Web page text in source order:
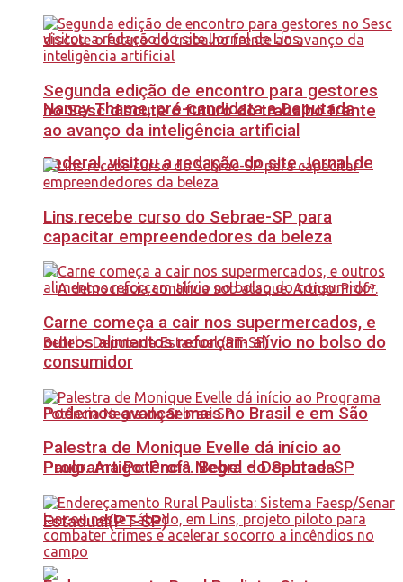
Nancy Thame, pré-candidata a Deputada
Federal, visitou a redação do site Jornal de
Lins.
Podemos avançar mais no Brasil e em São
Paulo. Artigo: Profª. Bebel – Deputada
Estadual(PT-SP)
Segunda edição de encontro para gestores
no Sesc discute o futuro do trabalho frente
ao avanço da inteligência artificial
Lins recebe curso do Sebrae-SP para
capacitar empreendedores da beleza
Carne começa a cair nos supermercados, e
outros alimentos reforçam alívio no bolso do
consumidor
Palestra de Monique Evelle dá início ao
Programa Potência Negra do Sebrae-SP